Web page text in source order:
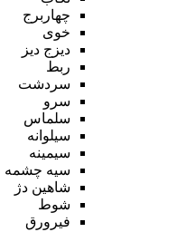
چهاربرج
خوی
دیزج دیز
ربط
سردشت
سرو
سلماس
سیلوانه
سیمینه
سیه چشمه
شاهین دژ
شوط
فیرورق